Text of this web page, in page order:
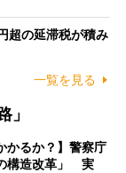
超の延滞税が積み
一覧を見る
」
かるか？】警察庁
構造改革」 実